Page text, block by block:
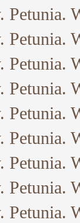
Petunia.
Petunia.
Petunia.
Petunia.
Petunia.
Petunia.
Petunia.
Petunia.
Petunia.